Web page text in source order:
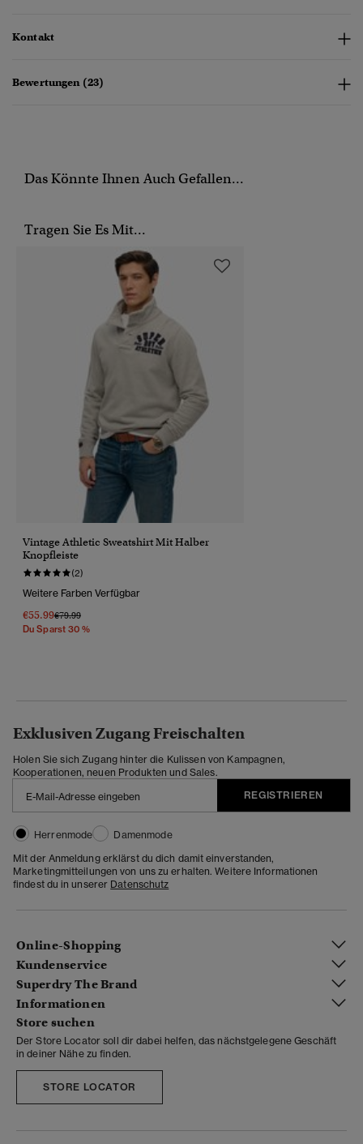
Kontakt
Bewertungen (23)
Das Könnte Ihnen Auch Gefallen...
Tragen Sie Es Mit...
Vintage Athletic Sweatshirt Mit Halber
Knopfleiste
(2)
Weitere Farben Verfügbar
€55.99Preis Wurde Reduziert Von
€79.99Bis
Du Sparst 30 %
Exklusiven Zugang Freischalten
Holen Sie sich Zugang hinter die Kulissen von Kampagnen,
Kooperationen, neuen Produkten und Sales.
REGISTRIEREN
Herrenmode
Damenmode
Mit der Anmeldung erklärst du dich damit einverstanden,
Marketingmitteilungen von uns zu erhalten. Weitere Informationen
findest du in unserer Datenschutz
Online-Shopping
Kundenservice
Superdry The Brand
Informationen
Store suchen
Der Store Locator soll dir dabei helfen, das nächstgelegene Geschäft
in deiner Nähe zu finden.
STORE LOCATOR